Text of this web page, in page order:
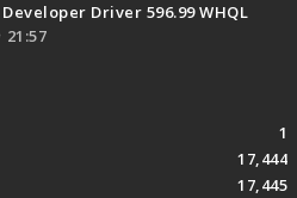
Driver 596.99 WHQL
21:57
1
17,444
17,445